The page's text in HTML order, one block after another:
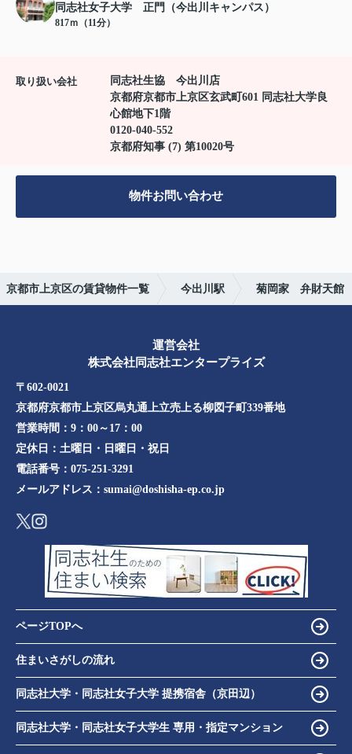
同志社女子大学 正門（今出川キャンパス）
817ｍ（11分）
取り扱い会社
同志社生協 今出川店
京都府京都市上京区玄武町601 同志社大学良
心館地下1階
0120-040-552
京都府知事 (7) 第10020号
物件お問い合わせ
京都市上京区の賃貸物件一覧 今出川駅 菊岡家 弁財天館
運営会社
株式会社同志社エンタープライズ
〒602-0021
京都府京都市上京区烏丸通上立売上る柳図子町339番地​​
営業時間： 9：00～17：00
定休日： 土曜日・日曜日・祝日
電話番号： 075-251-3291
メールアドレス： sumai@doshisha-ep.co.jp
ページTOPへ
住まいさがしの流れ
同志社大学・同志社女子大学 提携宿舎（京田辺）
同志社大学・同志社女子大学生 専用・指定マンション